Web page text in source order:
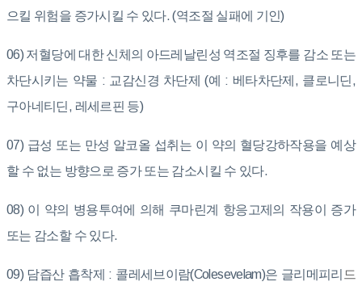
으킬 위험을 증가시킬 수 있다. (역조절 실패에 기인)
06) 저혈당에 대한 신체의 아드레날린성 역조절 징후를 감소 또는
차단시키는 약물 : 교감신경 차단제 (예 : 베타차단제, 클로니딘,
구아네티딘, 레세르핀 등)
07) 급성 또는 만성 알코올 섭취는 이 약의 혈당강하작용을 예상
할 수 없는 방향으로 증가 또는 감소시킬 수 있다.
08) 이 약의 병용투여에 의해 쿠마린계 항응고제의 작용이 증가
또는 감소할 수 있다.
09) 담즙산 흡착제 : 콜레세브이람(Colesevelam)은 글리메피리 드